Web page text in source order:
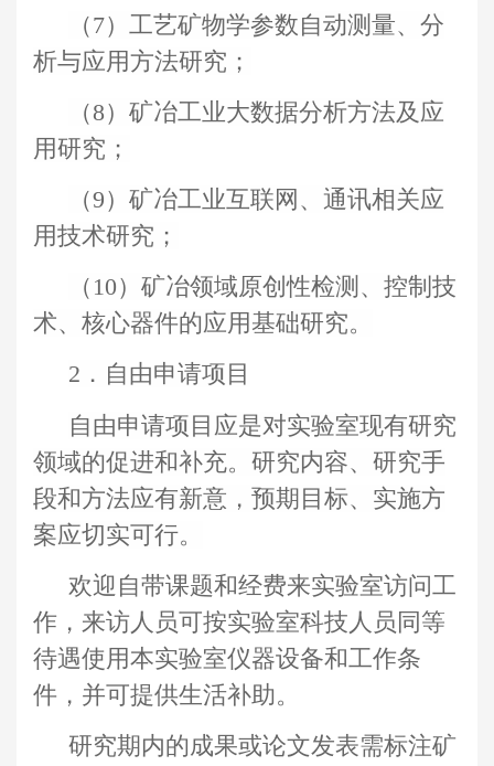
（7）工艺矿物学参数自动测量、分
析与应用方法研究；
（8）矿冶工业大数据分析方法及应
用研究；
（9）矿冶工业互联网、通讯相关应
用技术研究；
（10）矿冶领域原创性检测、控制技
术、核心器件的应用基础研究。
2．自由申请项目
自由申请项目应是对实验室现有研究
领域的促进和补充。研究内容、研究手
段和方法应有新意，预期目标、实施方
案应切实可行。
欢迎自带课题和经费来实验室访问工
作，来访人员可按实验室科技人员同等
待遇使用本实验室仪器设备和工作条
件，并可提供生活补助。
研究期内的成果或论文发表需标注矿